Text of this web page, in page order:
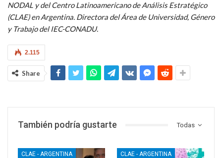
NODAL y del Centro Latinoamericano de Análisis Estratégico
(CLAE) en Argentina. Directora del Área de Universidad, Género
y Trabajo del IEC-CONADU.
2.115
Share
Todas
También podría gustarte
CLAE - ARGENTINA CLAE - ARGENTINA